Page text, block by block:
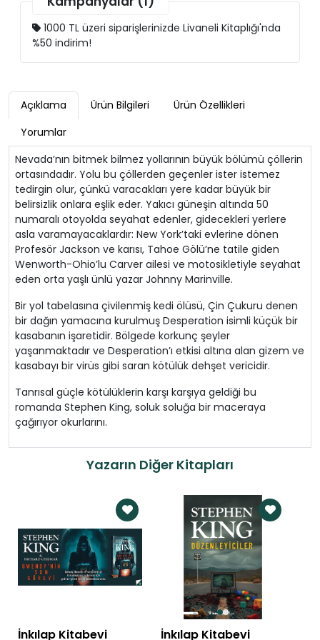
Stefan Zweig
77,00 TL 38,50 TL
Mrs. Dalloway - Livaneli Kitaplığı | Virginia
161,00 TL
İnsan Nedir? - Livaneli Kitaplığı | Mark
122,50 TL 61,25 TL
Bir Çöküşün Hikayesi - Livaneli Kitaplığı |
Stefan Zweig
94,50 TL 47,25 TL
Robinson Crusoe - Livaneli Kitaplığı |
Daniel Defoe
224,00 TL 112,00 TL
Oz Büyücüsü - Livaneli Kitaplığı | L. Frank
Baum
140,00 TL 70,00 TL
Vahşetin Çağrısı - Livaneli Kitaplığı | Jack
London
84,00 TL 42,00 TL
Oscar Wilde
133,00 TL 66,50 TL
Walden ya da Ormanda Yaşam -
Livaneli Kitaplığı | Henry David Thoreau
231,00 TL 115,50 TL
Gülme - Livaneli Kitaplığı | Henri Bergson
133,00 TL 66,50 TL
Hayvan Çiftliği - Livaneli Kitaplığı |
George Orwell
1000 TL üzeri siparişlerinizde Livaneli Kitaplığı'nda
%50 indirim!
Açıklama Ürün Bilgileri
Ürün Özellikleri
Yorumlar
Nevada’nın bitmek bilmez yollarının büyük bölümü çöllerin
ortasındadır. Yolu bu çöllerden geçenler ister istemez
tedirgin olur, çünkü varacakları yere kadar büyük bir
belirsizlik onlara eşlik eder. Yakıcı güneşin altında 50
numaralı otoyolda seyahat edenler, gidecekleri yerlere
asla varamayacaklardır: New York’taki evlerine dönen
Profesör Jackson ve karısı, Tahoe Gölü’ne tatile giden
Wenworth-Ohio’lu Carver ailesi ve motosikletiyle seyahat
eden orta yaşlı ünlü yazar Johnny Marinville.
Bir yol tabelasına çivilenmiş kedi ölüsü, Çin Çukuru denen
bir dağın yamacına kurulmuş Desperation isimli küçük bir
kasabanın işaretidir. Bölgede korkunç şeyler
yaşanmaktadır ve Desperation’ı etkisi altına alan gizem ve
kasabayı bir virüs gibi saran kötülük dehşet vericidir.
Tanrısal güçle kötülüklerin karşı karşıya geldiği bu
romanda Stephen King, soluk soluğa bir maceraya
çağırıyor okurlarını.
Yazarın Diğer Kitapları
İnkılap Kitabevi İnkılap Kitabevi